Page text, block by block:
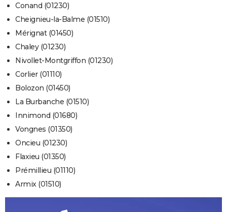
Conand (01230)
Cheignieu-la-Balme (01510)
Mérignat (01450)
Chaley (01230)
Nivollet-Montgriffon (01230)
Corlier (01110)
Bolozon (01450)
La Burbanche (01510)
Innimond (01680)
Vongnes (01350)
Oncieu (01230)
Flaxieu (01350)
Prémillieu (01110)
Armix (01510)